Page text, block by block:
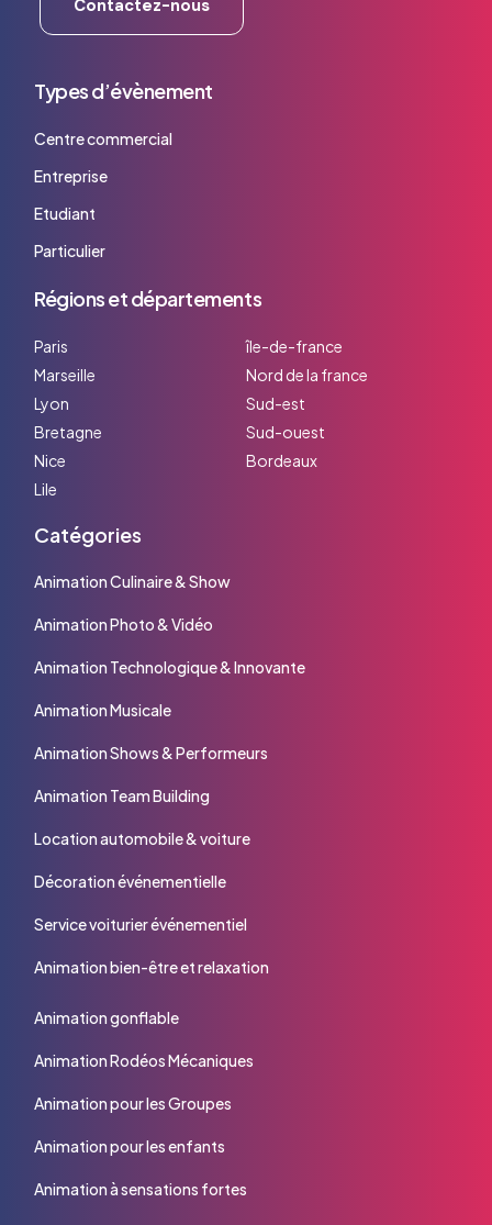
Contactez-nous
Types d’évènement
Centre commercial
Entreprise
Etudiant
Particulier
Régions et départements
Paris
Marseille
Lyon
Bretagne
Nice
Lile
île-de-france
Nord de la france
Sud-est
Sud-ouest
Bordeaux
Catégories
Animation Culinaire & Show
Animation Photo & Vidéo
Animation Technologique & Innovante
Animation Musicale
Animation Shows & Performeurs
Animation Team Building
Location automobile & voiture
Décoration événementielle
Service voiturier événementiel
Animation bien-être et relaxation
Animation gonflable
Animation Rodéos Mécaniques
Animation pour les Groupes
Animation pour les enfants
Animation à sensations fortes